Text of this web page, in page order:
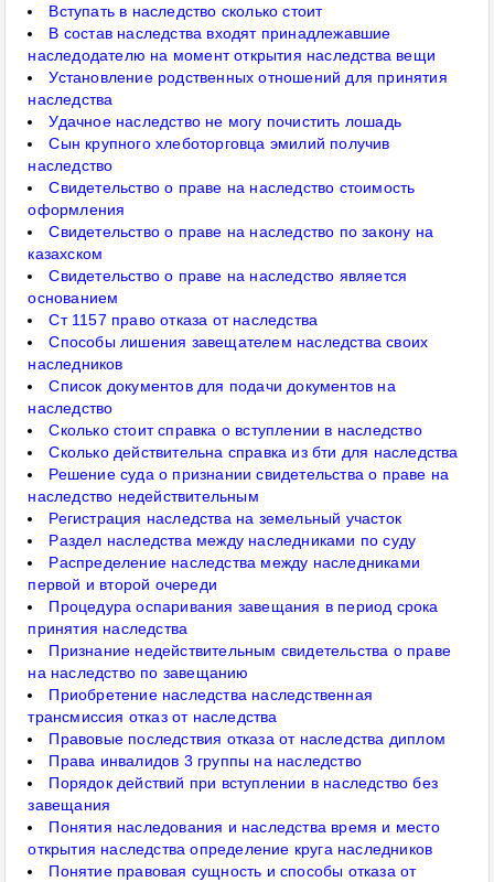
Вступать в наследство сколько стоит
В состав наследства входят принадлежавшие
наследодателю на момент открытия наследства вещи
Установление родственных отношений для принятия
наследства
Удачное наследство не могу почистить лошадь
Сын крупного хлеботорговца эмилий получив
наследство
Свидетельство о праве на наследство стоимость
оформления
Свидетельство о праве на наследство по закону на
казахском
Свидетельство о праве на наследство является
основанием
Ст 1157 право отказа от наследства
Способы лишения завещателем наследства своих
наследников
Список документов для подачи документов на
наследство
Сколько стоит справка о вступлении в наследство
Сколько действительна справка из бти для наследства
Решение суда о признании свидетельства о праве на
наследство недействительным
Регистрация наследства на земельный участок
Раздел наследства между наследниками по суду
Распределение наследства между наследниками
первой и второй очереди
Процедура оспаривания завещания в период срока
принятия наследства
Признание недействительным свидетельства о праве
на наследство по завещанию
Приобретение наследства наследственная
трансмиссия отказ от наследства
Правовые последствия отказа от наследства диплом
Права инвалидов 3 группы на наследство
Порядок действий при вступлении в наследство без
завещания
Понятия наследования и наследства время и место
открытия наследства определение круга наследников
Понятие правовая сущность и способы отказа от